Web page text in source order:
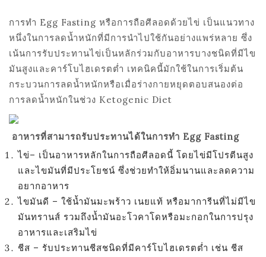
การทำ Egg Fasting หรือการถือศีลอดด้วยไข่ เป็นแนวทาง
หนึ่งในการลดน้ำหนักที่มีการนำไปใช้กันอย่างแพร่หลาย ซึ่ง
เน้นการรับประทานไข่เป็นหลักร่วมกับอาหารบางชนิดที่มีไข
มันสูงและคาร์โบไฮเดรตต่ำ เทคนิคนี้มักใช้ในการเริ่มต้น
กระบวนการลดน้ำหนักหรือเมื่อร่างกายหยุดตอบสนองต่อ
การลดน้ำหนักในช่วง Ketogenic Diet
อาหารที่สามารถรับประทานได้ในการทำ Egg Fasting
ไข่– เป็นอาหารหลักในการถือศีลอดนี้ โดยไข่มีโปรตีนสูง
และไขมันที่มีประโยชน์ ซึ่งช่วยทำให้อิ่มนานและลดความ
อยากอาหาร
ไขมันดี – ใช้น้ำมันมะพร้าว เนยแท้ หรือมาการีนที่ไม่มีไข
มันทรานส์ รวมถึงน้ำมันอะโวคาโดหรือมะกอกในการปรุง
อาหารและเสริมไข่
ชีส – รับประทานชีสชนิดที่มีคาร์โบไฮเดรตต่ำ เช่น ชีส